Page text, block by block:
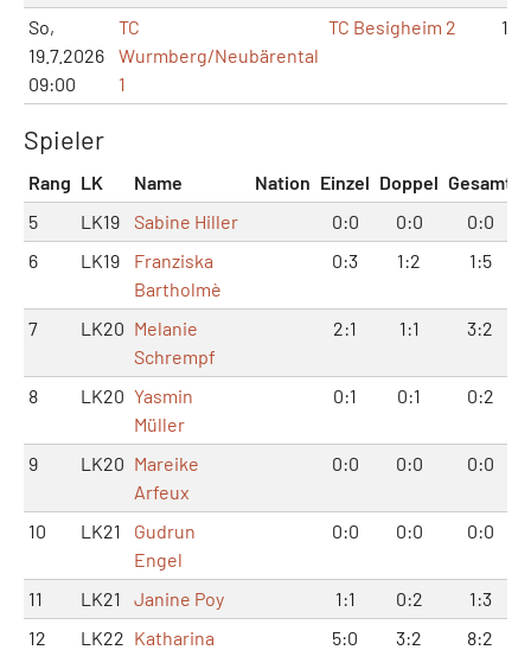
So,
19.7.2026
09:00
TC
Wurmberg/Neubärental
1
TC Besigheim 2 1:5
Spieler
Rang LK Name Nation Einzel Doppel Gesamt
5
LK19 Sabine Hiller 0:0 0:0
0:0
6
LK19
Franziska
Bartholmè
0:3 1:2 1:5
7 LK20 Melanie
Schrempf
2:1 1:1 3:2
8 LK20 Yasmin
Müller
0:1 0:1 0:2
9 LK20 Mareike
Arfeux
0:0 0:0 0:0
10 LK21
Gudrun
Engel
0:0 0:0 0:0
11 LK21 Janine Poy 1:1 0:2
1:3
12
LK22 Katharina
5:0 3:2 8:2